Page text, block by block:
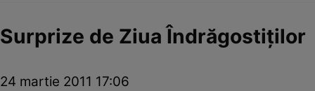
Surprize de Ziua Îndrăgostiţilor
24 martie 2011 17:06